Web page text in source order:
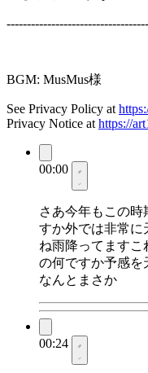
BGM: MusMus様
See Privacy Policy at
Privacy Notice at https://
00:00
さあ今年もこの
すか外では非常に
ね雨降ってますこ
の何ですか予感を
なんとまさか
00:24